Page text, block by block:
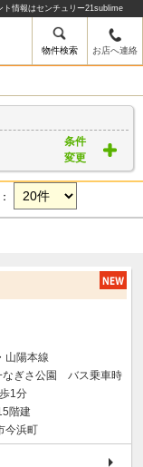
ト情報はセンチュリー21sublime
物件検索 お店へ連絡
条件
変更
山陽本線
なぎさ公園 バス乗車時
1分
階建
今浜町